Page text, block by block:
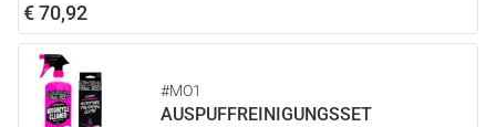
€ 70,92
#MO1
AUSPUFFREINIGUNGSSET